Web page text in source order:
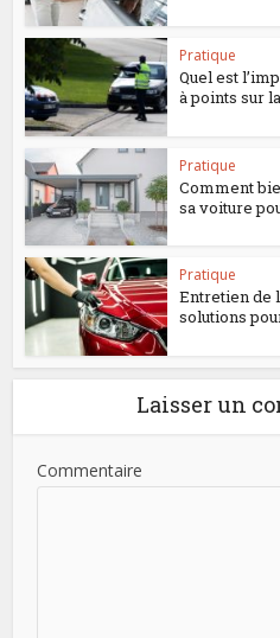
Pratique
Quel est
à points sur
Pratique
Comment
sa voiture
Pratique
Entretien de
solutions
Laisser un
Commentaire